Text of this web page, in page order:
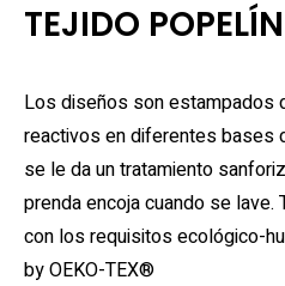
TEJIDO POPELÍN
Los diseños son estampados
reactivos en diferentes bases
se le da un tratamiento
prenda encoja cuando se
con los requisitos ecológico-
by OEKO-TEX®